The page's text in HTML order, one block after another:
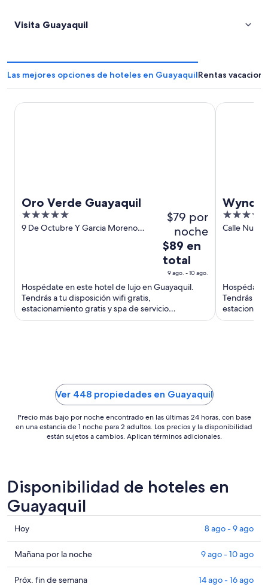
Visita Guayaquil
Las mejores opciones de hoteles en GuayaquilRentas
Oro Verde Guayaquil
5
out
9 De Octubre Y Garcia Moreno
$79 por
noche
El
precio
es
$89
en
total
ago
al
10
ago
$89 en
total
9 ago. - 10 ago.
Hospédate en este hotel de lujo en Guayaquil.
Tendrás a tu disposición wifi gratis,
estacionamiento gratis y spa de servicio
completo. Nuestros huéspedes destacan ...
Oro Verde Guayaquil
Santa
4.5
out
Calle Numa
Hospédate
Tendrás a
completo.
Wyndham
Ver 448 propiedades en Guayaquil
Precio más bajo por noche encontrado en las últimas 24 horas, con base
en una estancia de 1 noche para 2 adultos. Los precios y la disponibilidad
están sujetos a cambios. Aplican términos adicionales.
Disponibilidad de hoteles en
Guayaquil
Consultar
precios
en
Guayaquil
para
Hoy 8 ago - 9 ago
Consultar
precios
en
Mañana por la noche 9 ago - 10 ago
Consultar
Próx. fin de semana 14 ago - 16 ago